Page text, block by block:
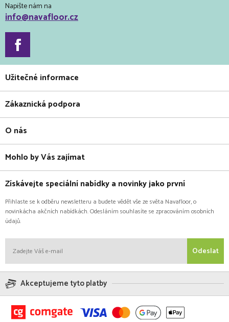
Napište nám na
info@navafloor.cz
Užitečné informace
Zákaznická podpora
O nás
Mohlo by Vás zajímat
Získávejte speciální nabídky a novinky jako první
Přihlaste se k odběru newsletteru a budete vědět vše ze světa Navafloor, o
novinkácha akčních nabídkách. Odesláním souhlasíte se zpracováním osobních
údajů.
Odeslat
Akceptujeme tyto platby